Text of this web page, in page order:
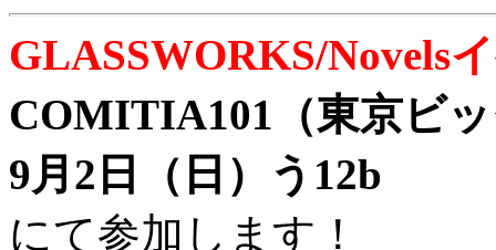
GLASSWORKS/Novels
COMITIA101（東京ビ
9月2日（日）う12b
にて参加します！